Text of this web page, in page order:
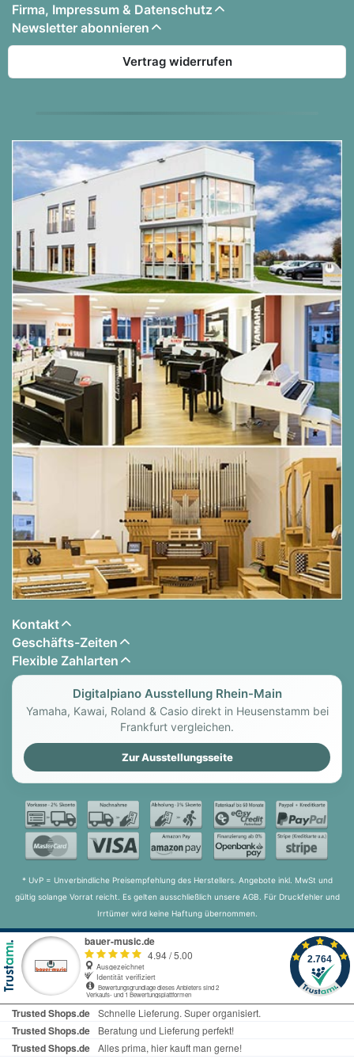
Firma, Impressum & Datenschutz
Newsletter abonnieren
Vertrag widerrufen
Kontakt
Geschäfts-Zeiten
Flexible Zahlarten
Digitalpiano Ausstellung Rhein-Main
Yamaha, Kawai, Roland & Casio direkt in Heusenstamm bei
Frankfurt vergleichen.
Zur Ausstellungsseite
* UvP = Unverbindliche Preisempfehlung des Herstellers. Angebote inkl. MwSt und
gültig solange Vorrat reicht. Es gelten ausschließlich unsere AGB. Für Druckfehler und
Irrtümer wird keine Haftung übernommen.